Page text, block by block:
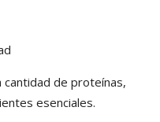
cantidad de proteínas,
esenciales.